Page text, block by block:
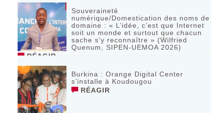
Souveraineté
numérique/Domestication des noms de
domaine : « L’idée, c’est que Internet
soit un monde et surtout que chacun
sache s’y reconnaître » (Wilfried
Quenum, SIPEN-UEMOA 2026)
RÉAGIR
Burkina : Orange Digital Center
s’installe à Koudougou
RÉAGIR